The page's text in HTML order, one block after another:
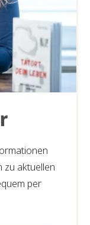
zu aktuellen
per